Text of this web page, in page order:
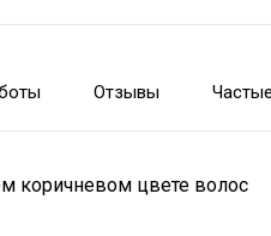
Отзывы
коричневом цвете волос